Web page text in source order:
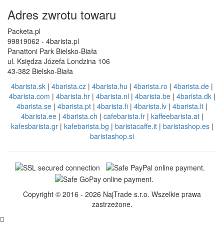
Adres zwrotu towaru
Packeta.pl
99819062 - 4barista.pl
Panattoni Park Bielsko-Biała
ul. Księdza Józefa Londzina 106
43-382 Bielsko-Biała
4barista.sk | 4barista.cz | 4barista.hu | 4barista.ro | 4barista.de |
4barista.com | 4barista.hr| 4barista.nl | 4barista.be| 4barista.dk|
4barista.se | 4barista.pt | 4barista.fi | 4barista.lv | 4barista.lt |
4barista.ee| 4barista.ch | cafebarista.fr| kaffeebarista.at|
kafesbarista.gr| kafebarista.bg | baristacaffe.it| baristashop.es|
baristashop.si
Copyright © 2016 - 2026 NajTrade s.r.o. Wszelkie prawa
zastrzeżone.